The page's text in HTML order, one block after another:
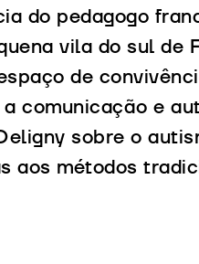
do pedagogo
vila do sul de
de
comunicação e
sobre o
aos métodos